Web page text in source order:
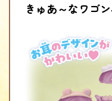
きゅあ～なワゴ